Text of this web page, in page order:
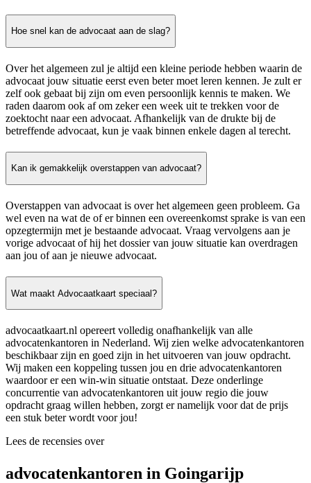
Hoe snel kan de advocaat aan de slag?
Over het algemeen zul je altijd een kleine periode hebben waarin de
advocaat jouw situatie eerst even beter moet leren kennen. Je zult er
zelf ook gebaat bij zijn om even persoonlijk kennis te maken. We
raden daarom ook af om zeker een week uit te trekken voor de
zoektocht naar een advocaat. Afhankelijk van de drukte bij de
betreffende advocaat, kun je vaak binnen enkele dagen al terecht.
Kan ik gemakkelijk overstappen van advocaat?
Overstappen van advocaat is over het algemeen geen probleem. Ga
wel even na wat de of er binnen een overeenkomst sprake is van een
opzegtermijn met je bestaande advocaat. Vraag vervolgens aan je
vorige advocaat of hij het dossier van jouw situatie kan overdragen
aan jou of aan je nieuwe advocaat.
Wat maakt Advocaatkaart speciaal?
advocaatkaart.nl opereert volledig onafhankelijk van alle
advocatenkantoren in Nederland. Wij zien welke advocatenkantoren
beschikbaar zijn en goed zijn in het uitvoeren van jouw opdracht.
Wij maken een koppeling tussen jou en drie advocatenkantoren
waardoor er een win-win situatie ontstaat. Deze onderlinge
concurrentie van advocatenkantoren uit jouw regio die jouw
opdracht graag willen hebben, zorgt er namelijk voor dat de prijs
een stuk beter wordt voor jou!
Lees de recensies over
advocatenkantoren in Goingarijp